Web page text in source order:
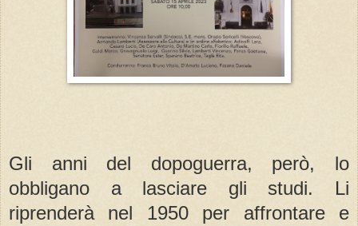
Gli anni del dopoguerra, però, lo
obbligano a lasciare gli studi. Li
riprenderà nel 1950 per affrontare e